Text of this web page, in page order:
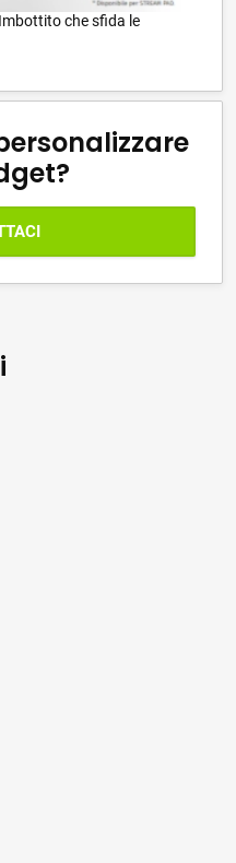
che sfida le